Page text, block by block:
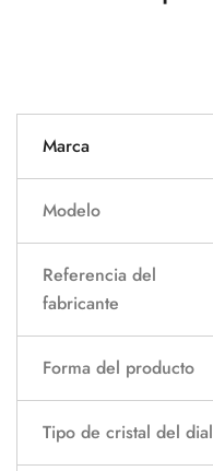
Marca
Modelo
Referencia del
fabricante
Forma del producto
Tipo de cristal del dial